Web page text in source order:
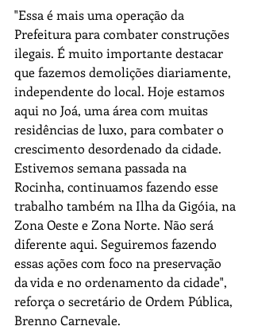
"Essa é mais uma operação da
Prefeitura para combater construções
ilegais. É muito importante destacar
que fazemos demolições diariamente,
independente do local. Hoje estamos
aqui no Joá, uma área com muitas
residências de luxo, para combater o
crescimento desordenado da cidade.
Estivemos semana passada na
Rocinha, continuamos fazendo esse
trabalho também na Ilha da Gigóia, na
Zona Oeste e Zona Norte. Não será
diferente aqui. Seguiremos fazendo
essas ações com foco na preservação
da vida e no ordenamento da cidade",
reforça o secretário de Ordem Pública,
Brenno Carnevale.